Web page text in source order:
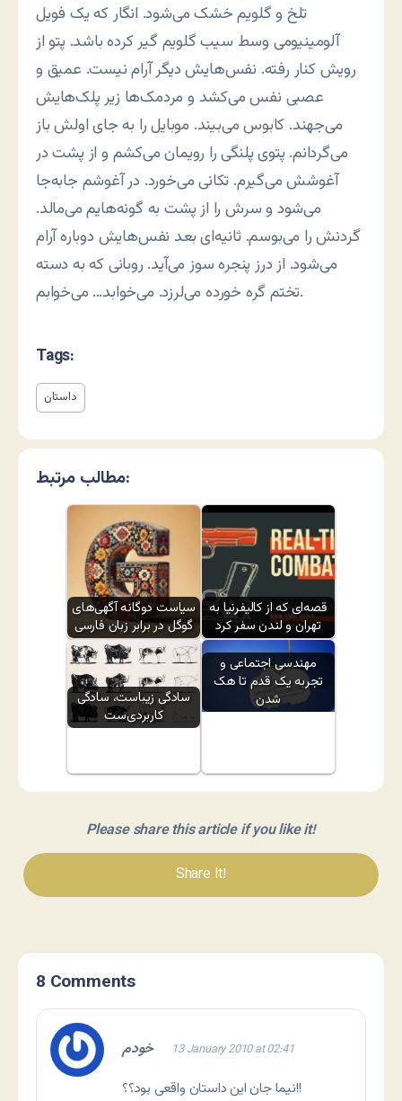
تلخ و گلویم خشک می‌شود. انگار که یک فویل
آلومینیومی وسط سیب گلویم گیر کرده باشد. پتو از
رویش کنار رفته. نفس‌هایش دیگر آرام نیست. عمیق و
عصبی نفس می‌کشد و مردمک‌ها زیر پلک‌هایش
می‌جهند. کابوس می‌بیند. موبایل را به جای اولش باز
می‌گردانم. پتوی پلنگی را رویمان می‌کشم و از پشت در
آغوشش می‌گیرم. تکانی می‌خورد. در آغوشم جابه‌جا
می‌شود و سرش را از پشت به گونه‌هایم می‌مالد.
گردنش را می‌بوسم. ثانیه‌ای بعد نفس‌هایش دوباره آرام
می‌شود. از درز پنجره سوز می‌آید. روبانی که به دسته
تختم گره خورده می‌لرزد. می‌خوابد… می‌خوابم.
Tags:
داستان
مطالب مرتبط:
سیاست دوگانه آگهی‌های
گوگل در برابر زبان فارسی
قصه‌ای که از کالیفرنیا به
تهران و لندن سفر کرد
سادگی زیباست، سادگی
کاربردی‌ست
مهندسی اجتماعی و
تجربه یک قدم تا هک
شدن
Please share this article if you like it!
Share It!
8 Comments
خودم 13 January 2010 at 02:41
نیما جان این داستان واقعی بود؟؟!!